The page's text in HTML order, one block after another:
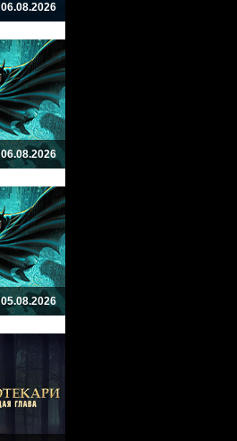
06.08.2026
06.08.2026
05.08.2026